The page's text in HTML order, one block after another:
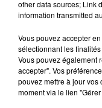
PRÉVIFEUX : "il
dans les Vosges
other data sources; Link
information transmitted
Vous pouvez accepter
sélectionnant les
Vous pouvez également
accepter". Vos
pouvez mettre à jour vos
moment via le lien